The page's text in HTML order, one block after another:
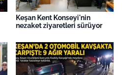
Keşan Kent Konseyi'nin
nezaket ziyaretleri sürüyor